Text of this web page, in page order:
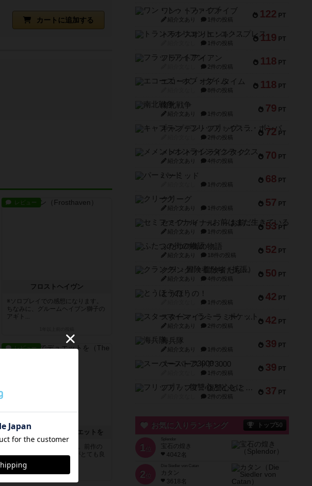
カートに追加する
レビュー
フロストヘイヴン
※ソロプレイでの感想になります。
ちなみに、グルームヘイブン獅子の
アギト...
レビュー
グランドホテルでデュエットを
2人でプレイでの感想です。前作の
「真紅のアンティーク」がとても良
かった...
2年以上前の投稿
122 PT
ワン・トゥ・ファイブ
紹介文あり 1件の投稿
119 PT
トランスオリエント・エクスプレス
1件の投稿
118 PT
フラットアイアン
2件の投稿
118 PT
エコーズ・オブ・タイム
8件の投稿
79 PT
南北戦争
紹介文あり 1件の投稿
72 PT
キャプテン・フリップ：イスラ・ボンバ
2件の投稿
70 PT
メメントオンラインタクティクス
紹介文あり 4件の投稿
68 PT
パーミッド
1件の投稿
57 PT
クリーグ
紹介文あり 1件の投稿
53 PT
セミファイナル ～お前はまだ生きている～
紹介文あり 1件の投稿
52 PT
ふたつの街の物語
紹介文あり 18件の投稿
50 PT
クランク! ：冒険者たち（拡張）
紹介文あり 4件の投稿
42 PT
とうほうの！
1件の投稿
42 PT
スターマイン・ラミー ポケット
紹介文あり 2件の投稿
39 PT
海兵隊
紹介文あり 1件の投稿
39 PT
スーパーストア3000
1件の投稿
37 PT
フリップ７：復讐心とともに
2件の投稿
お気に入りランキング トップ50
1 位
宝石の煌き
4042名
2 位
Die Siedler von Catan
カタン
3618名